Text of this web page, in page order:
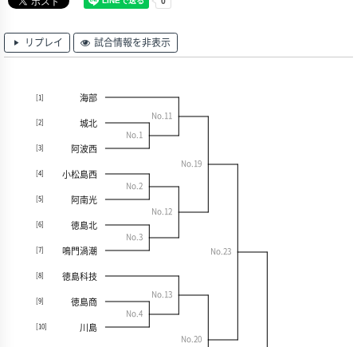
リプレイ 試合情報を非表示
No.1
No.2
No.3
No.4
No.11
No.12
No.13
No.19
No.20
No.23
[1]
[2]
[3]
[4]
[5]
[6]
[7]
[8]
[9]
[10]
海部
城北
阿波西
小松島西
阿南光
徳島北
鳴門渦潮
徳島科技
徳島商
川島